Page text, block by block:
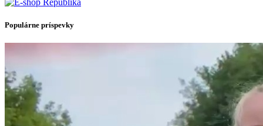
Populárne príspevky